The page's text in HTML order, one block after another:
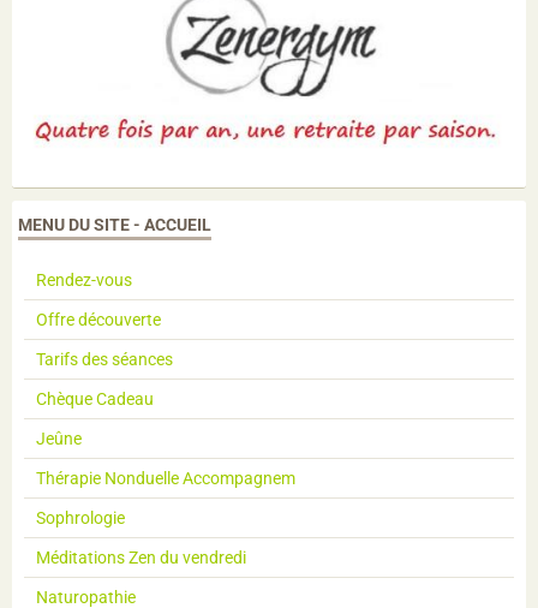
MENU DU SITE - ACCUEIL
Rendez-vous
Offre découverte
Tarifs des séances
Chèque Cadeau
Jeûne
Thérapie Nonduelle Accompagnem
Sophrologie
Méditations Zen du vendredi
Naturopathie